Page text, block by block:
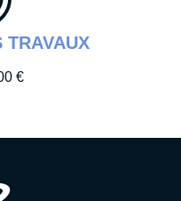
TRAVAUX
€